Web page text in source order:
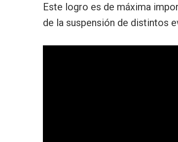
Este logro es de máxima
de la suspensión de distintos